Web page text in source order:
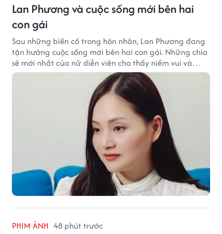
Lan Phương và cuộc sống mới bên hai
con gái
Sau những biến cố trong hôn nhân, Lan Phương đang
tận hưởng cuộc sống mới bên hai con gái. Những chia
sẻ mới nhất của nữ diễn viên cho thấy niềm vui và
hạnh phúc hiện tại đến từ những điều bình dị mỗi
PHIM ẢNH 48 phút trước